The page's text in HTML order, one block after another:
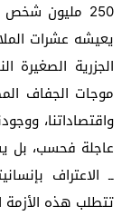
250 مليون
يعيشه عشرات
الجزرية الصغيرة
موجات الجفاف
واقتصاداتنا،
عاجلة فحسب، بل
ــ الاعتراف
تتطلب هذه الأزمة